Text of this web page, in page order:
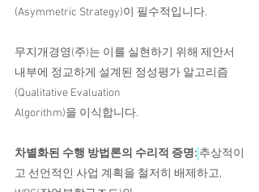
(Asymmetric Strategy)이 필수적입니다.
무지개경영(주)는 이를 실현하기 위해 제안서
내부에 정교하게 설계된 정성평가 알고리즘
(Qualitative Evaluation
Algorithm)을 이식합니다.
차별화된 수행 방법론의 수리적 증명: 추상적이
고 선언적인 사업 계획을 철저히 배제하고,